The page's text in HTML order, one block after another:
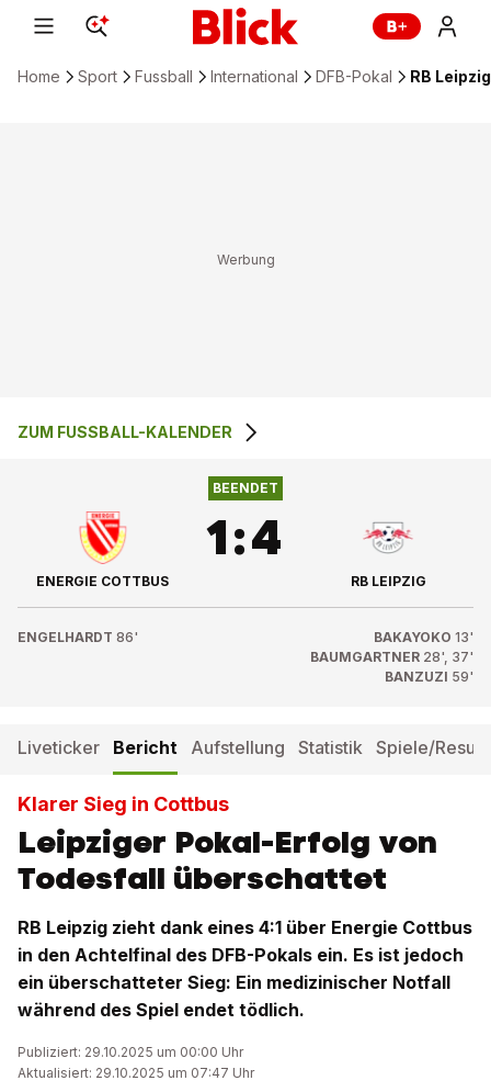
Home Sport Fussball International DFB-Pokal RB
1 :4
ZUM FUSSBALL-KALENDER
ENERGIE COTTBUS
BEENDET
1:4
RB LEIPZIG
ENGELHARDT 86' BAKAYOKO 13'
BAUMGARTNER 28', 37'
BANZUZI 59'
Liveticker Bericht Aufstellung Statistik Spiele/
Klarer Sieg in Cottbus
Leipziger Pokal-Erfolg von
Todesfall überschattet
RB Leipzig zieht dank eines 4:1 über Energie Cottbus
in den Achtelfinal des DFB-Pokals ein. Es ist jedoch
ein überschatteter Sieg: Ein medizinischer Notfall
während des Spiel endet tödlich.
Publiziert: 29.10.2025 um 00:00 Uhr
Aktualisiert: 29.10.2025 um 07:47 Uhr